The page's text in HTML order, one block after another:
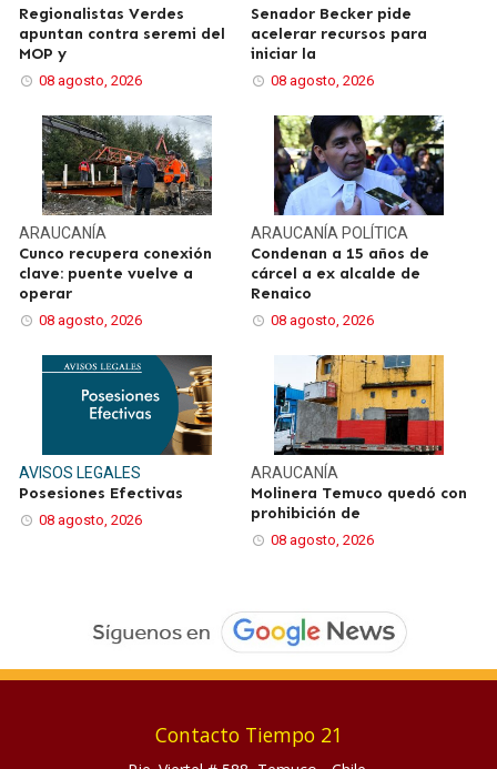
Regionalistas Verdes
apuntan contra seremi del
MOP y
08 agosto, 2026
Senador Becker pide
acelerar recursos para
iniciar la
08 agosto, 2026
ARAUCANÍA
Cunco recupera conexión
clave: puente vuelve a
operar
08 agosto, 2026
ARAUCANÍA POLÍTICA
Condenan a 15 años de
cárcel a ex alcalde de
Renaico
08 agosto, 2026
AVISOS LEGALES
Posesiones Efectivas
08 agosto, 2026
ARAUCANÍA
Molinera Temuco quedó con
prohibición de
08 agosto, 2026
Contacto Tiempo 21